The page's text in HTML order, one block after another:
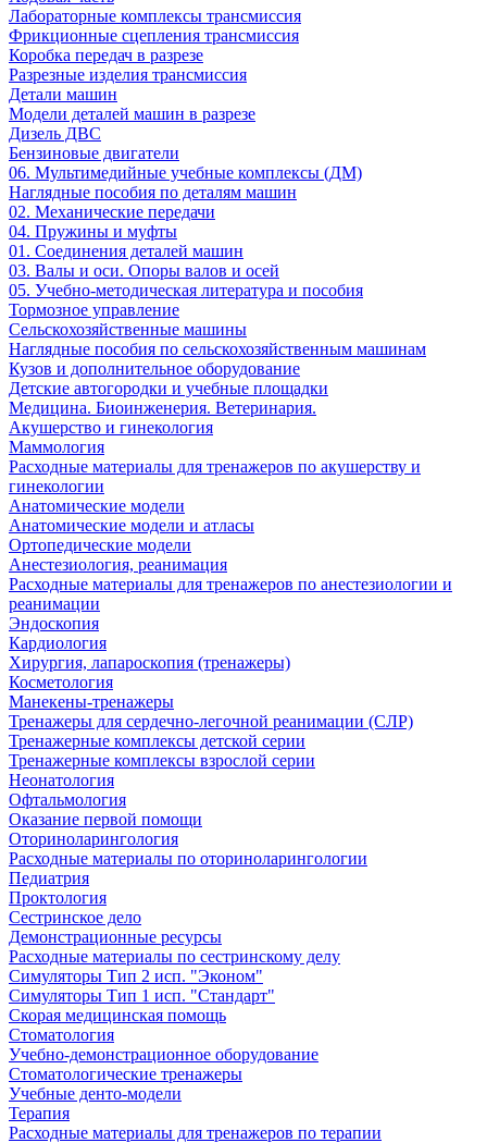
Лабораторные комплексы трансмиссия
Фрикционные сцепления трансмиссия
Коробка передач в разрезе
Разрезные изделия трансмиссия
Детали машин
Модели деталей машин в разрезе
Дизель ДВС
Бензиновые двигатели
06. Мультимедийные учебные комплексы (ДМ)
Наглядные пособия по деталям машин
02. Механические передачи
04. Пружины и муфты
01. Соединения деталей машин
03. Валы и оси. Опоры валов и осей
05. Учебно-методическая литература и пособия
Тормозное управление
Сельскохозяйственные машины
Наглядные пособия по сельскохозяйственным машинам
Кузов и дополнительное оборудование
Детские автогородки и учебные площадки
Медицина. Биоинженерия. Ветеринария.
Акушерство и гинекология
Маммология
Расходные материалы для тренажеров по акушерству и
гинекологии
Анатомические модели
Анатомические модели и атласы
Ортопедические модели
Анестезиология, реанимация
Расходные материалы для тренажеров по анестезиологии и
реанимации
Эндоскопия
Кардиология
Хирургия, лапароскопия (тренажеры)
Косметология
Манекены-тренажеры
Тренажеры для сердечно-легочной реанимации (СЛР)
Тренажерные комплексы детской серии
Тренажерные комплексы взрослой серии
Неонатология
Офтальмология
Оказание первой помощи
Оториноларингология
Расходные материалы по оториноларингологии
Педиатрия
Проктология
Сестринское дело
Демонстрационные ресурсы
Расходные материалы по сестринскому делу
Симуляторы Тип 2 исп. "Эконом"
Симуляторы Тип 1 исп. "Стандарт"
Скорая медицинская помощь
Стоматология
Учебно-демонстрационное оборудование
Стоматологические тренажеры
Учебные денто-модели
Терапия
Расходные материалы для тренажеров по терапии